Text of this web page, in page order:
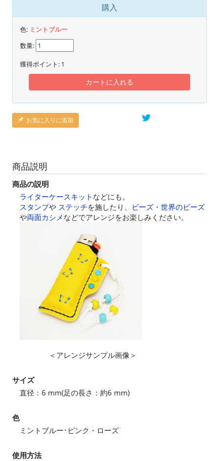
購入
色: ミントブルー
数量:
獲得ポイント: 1
カートに入れる
お気に入りに追加
商品説明
商品の説明
ライターケースキット などにも。
スタンプや ステッチを施したり、 ビーズ ・ 世界のビーズ
や両面カシメ などでアレンジをお楽しみください。
＜アレンジサンプル画像＞
サイズ
直径：6 mm(足の長さ：約6 mm)
色
ミントブルー･ピンク・ローズ
使用方法